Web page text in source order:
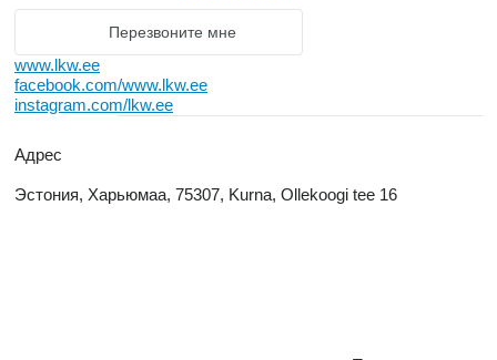
Перезвоните мне
www.lkw.ee
facebook.com/www.lkw.ee
instagram.com/lkw.ee
Адрес
Эстония, Харьюмаа, 75307, Kurna, Ollekoogi tee 16